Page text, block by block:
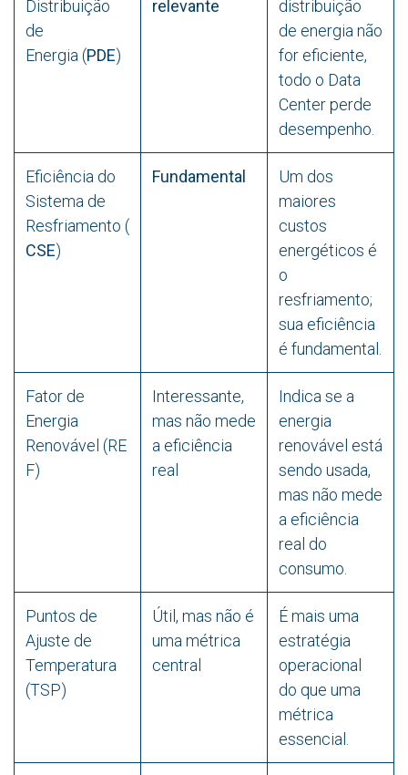
Distribuição
de
Energia (PDE)
relevante
distribuição
de energia não
for eficiente,
todo o Data
Center perde
desempenho.
Eficiência do
Sistema de
Resfriamento (
CSE)
Fundamental
Um dos
maiores
custos
energéticos é
o
resfriamento;
sua eficiência
é fundamental.
Fator de
Energia
Renovável (RE
F)
Interessante,
mas não mede
a eficiência
real
Indica se a
energia
renovável está
sendo usada,
mas não mede
a eficiência
real do
consumo.
Puntos de
Ajuste de
Temperatura
(TSP)
Útil, mas não é
uma métrica
central
É mais uma
estratégia
operacional
do que uma
métrica
essencial.